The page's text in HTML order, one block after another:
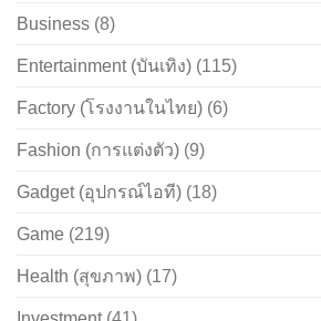
Business (8)
Entertainment (บันเทิง) (115)
Factory (โรงงานในไทย) (6)
Fashion (การแต่งตัว) (9)
Gadget (อุปกรณ์ไอที) (18)
Game (219)
Health (สุขภาพ) (17)